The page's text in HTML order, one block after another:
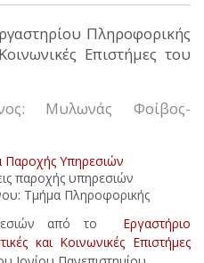
Πληροφορικής
Επιστήμες του
Μυλωνάς Φοίβος-
Παροχής Υπηρεσιών
παροχής υπηρεσιών
Τμήμα Πληροφορικής
από το Εργαστήριο
και Κοινωνικές Επιστήμες